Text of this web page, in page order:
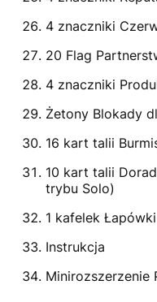
4 znaczniki
20 Flag
4 znaczniki
Żetony
16 kart talii
10 kart talii
trybu Solo)
1 kafelek
Instrukcja
Minirozszerzenie